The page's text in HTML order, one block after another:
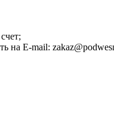
на E-mail: